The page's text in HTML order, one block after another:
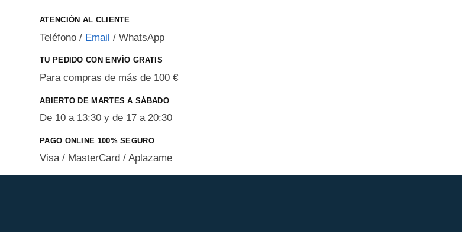
ATENCIÓN AL CLIENTE
Teléfono / Email / WhatsApp
TU PEDIDO CON ENVÍO GRATIS
Para compras de más de 100 €
ABIERTO DE MARTES A SÁBADO
De 10 a 13:30 y de 17 a 20:30
PAGO ONLINE 100% SEGURO
Visa / MasterCard / Aplazame